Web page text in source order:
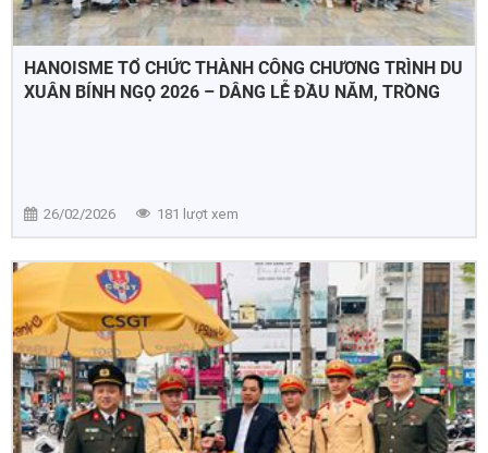
HANOISME TỔ CHỨC THÀNH CÔNG CHƯƠNG TRÌNH DU
XUÂN BÍNH NGỌ 2026 – DÂNG LỄ ĐẦU NĂM, TRỒNG
26/02/2026 181 lượt xem